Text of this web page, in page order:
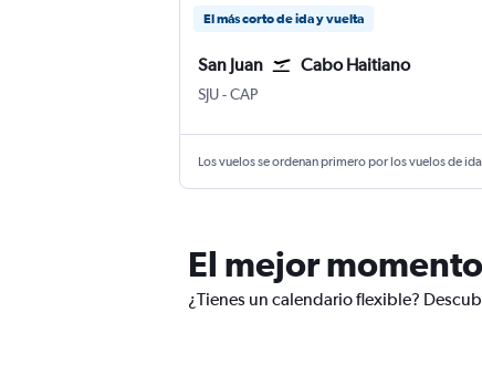
El más corto de ida y vuelta
San Juan Cabo Haitiano
SJUSan Juan Internacional Luis Muñoz Marín
-CAP
Los vuelos se ordenan primero por los vuelos de
El mejor
¿Tienes un calendario flexible?